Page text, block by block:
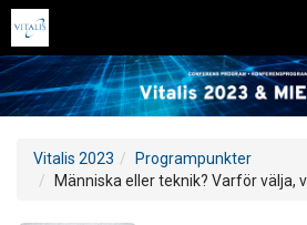
Vitalis 2023
Programpunkter
Människa eller teknik? Varför välja,